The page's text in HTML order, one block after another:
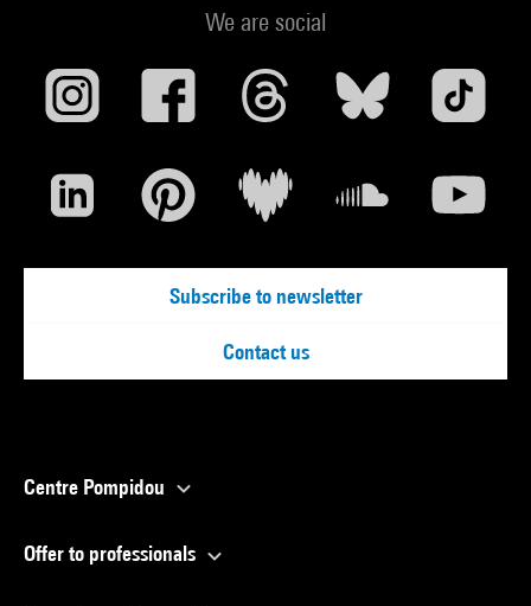
We are social
Subscribe to newsletter
Contact us
Centre Pompidou
Offer to professionals